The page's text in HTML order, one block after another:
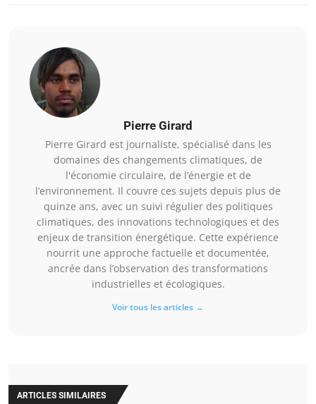
Pierre Girard
Pierre Girard est journaliste, spécialisé dans les
domaines des changements climatiques, de
l'économie circulaire, de l’énergie et de
l’environnement. Il couvre ces sujets depuis plus de
quinze ans, avec un suivi régulier des politiques
climatiques, des innovations technologiques et des
enjeux de transition énergétique. Cette expérience
nourrit une approche factuelle et documentée,
ancrée dans l’observation des transformations
industrielles et écologiques.
Voir tous les articles →
ARTICLES SIMILAIRES